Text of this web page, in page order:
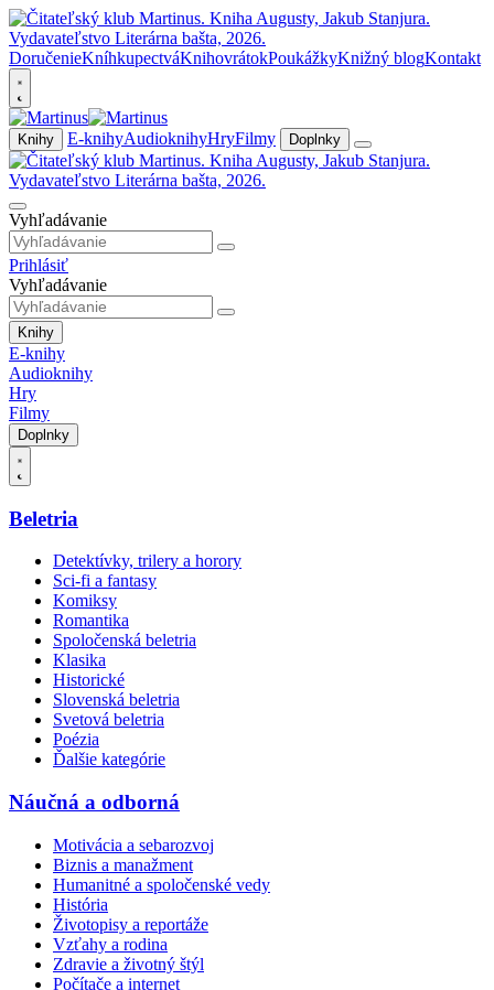
DoručenieKníhkupectváKnihovrátokPoukážkyKnižný blogKontakt
Knihy E-knihyAudioknihyHryFilmy Doplnky
Vyhľadávanie
Prihlásiť
Vyhľadávanie
Knihy
E-knihy
Audioknihy
Hry
Filmy
Doplnky
Beletria
Detektívky, trilery a horory
Sci-fi a fantasy
Komiksy
Romantika
Spoločenská beletria
Klasika
Historické
Slovenská beletria
Svetová beletria
Poézia
Ďalšie kategórie
Náučná a odborná
Motivácia a sebarozvoj
Biznis a manažment
Humanitné a spoločenské vedy
História
Životopisy a reportáže
Vzťahy a rodina
Zdravie a životný štýl
Počítače a internet